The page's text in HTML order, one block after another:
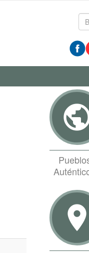
room